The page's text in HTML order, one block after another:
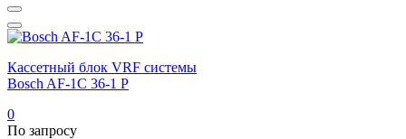
Кассетный блок VRF системы
Bosch AF-1C 36-1 P
0
По запросу